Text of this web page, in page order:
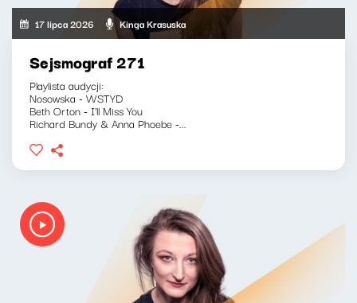
17 lipca 2026 Kinga Krasuska
Sejsmograf 271
Playlista audycji:
Nosowska - WSTYD
Beth Orton - I'll Miss You
Richard Bundy & Anna Phoebe -...